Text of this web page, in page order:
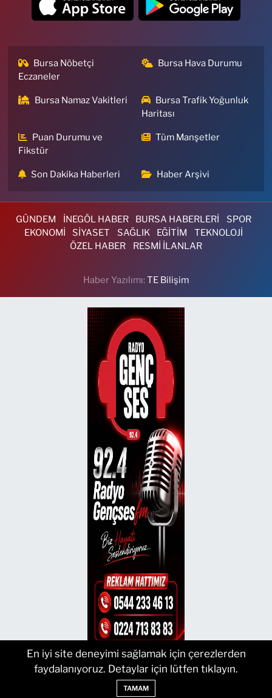
Bursa Nöbetçi
Eczaneler
Bursa Hava Durumu
Bursa Namaz Vakitleri
Bursa Trafik Yoğunluk
Haritası
Puan Durumu ve
Fikstür
Tüm Manşetler
Son Dakika Haberleri Haber Arşivi
GÜNDEM İNEGÖL HABER BURSA HABERLERİ
SPOR
EKONOMİ
SİYASET SAĞLIK EĞİTİM
TEKNOLOJİ
ÖZEL HABER
RESMİ İLANLAR
Haber Yazılımı:TE Bilişim
En iyi site deneyimi sağlamak için çerezlerden
faydalanıyoruz. Detaylar için lütfen tıklayın.
TAMAM